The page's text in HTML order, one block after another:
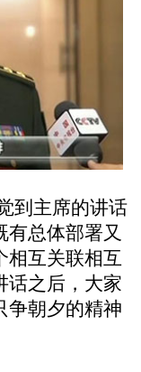
到主席的讲话
有总体部署又
相互关联相互
话之后，大家
争朝夕的精神